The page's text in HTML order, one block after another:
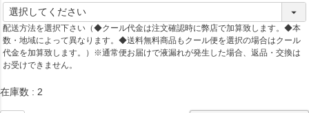
(
必
須
)
配送方法を選択下さい（◆クール代金は注文確認時に弊店で加算致します。◆本
数・地域によって異なります。◆送料無料商品もクール便を選択の場合はクール
代金を加算致します。）※通常便お届けで液漏れが発生した場合、返品・交換は
お受けできません。
在庫数 2